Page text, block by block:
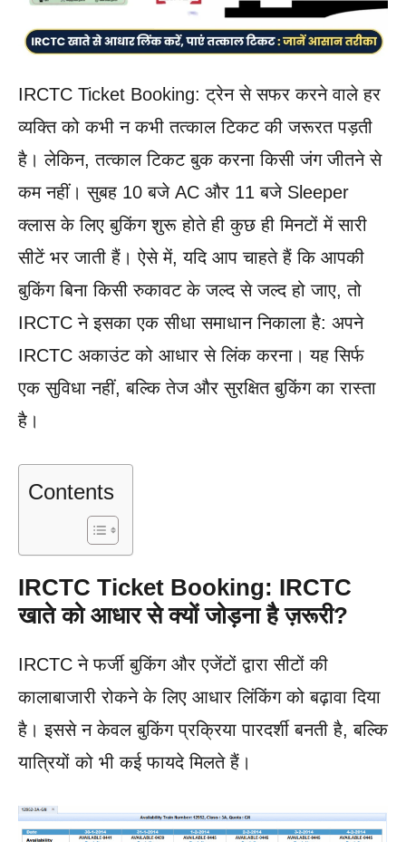
IRCTC Ticket Booking: ट्रेन से सफर करने वाले हर
व्यक्ति को कभी न कभी तत्काल टिकट की जरूरत पड़ती
है। लेकिन, तत्काल टिकट बुक करना किसी जंग जीतने से
कम नहीं। सुबह 10 बजे AC और 11 बजे Sleeper
क्लास के लिए बुकिंग शुरू होते ही कुछ ही मिनटों में सारी
सीटें भर जाती हैं। ऐसे में, यदि आप चाहते हैं कि आपकी
बुकिंग बिना किसी रुकावट के जल्द से जल्द हो जाए, तो
IRCTC ने इसका एक सीधा समाधान निकाला है: अपने
IRCTC अकाउंट को आधार से लिंक करना। यह सिर्फ
एक सुविधा नहीं, बल्कि तेज और सुरक्षित बुकिंग का रास्ता
है।
Contents
IRCTC Ticket Booking: IRCTC
खाते को आधार से क्यों जोड़ना है ज़रूरी?
IRCTC ने फर्जी बुकिंग और एजेंटों द्वारा सीटों की
कालाबाजारी रोकने के लिए आधार लिंकिंग को बढ़ावा दिया
है। इससे न केवल बुकिंग प्रक्रिया पारदर्शी बनती है, बल्कि
यात्रियों को भी कई फायदे मिलते हैं।